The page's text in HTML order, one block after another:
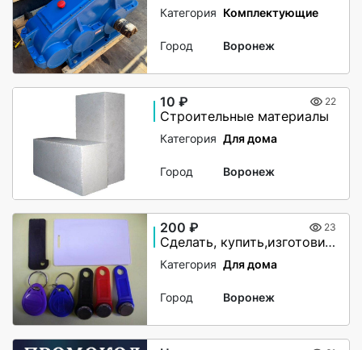
Категория Комплектующие
Город Воронеж
10 ₽ 22
Строительные материалы
Категория Для дома
Город Воронеж
200 ₽ 23
Сделать, купить,изготовить домофонные ключи.
Категория Для дома
Город Воронеж